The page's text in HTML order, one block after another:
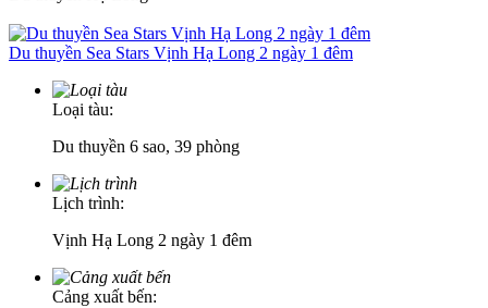
Du thuyền Sea Stars Vịnh Hạ Long 2 ngày 1 đêm
Loại tàu:
Du thuyền 6 sao, 39 phòng
Lịch trình:
Vịnh Hạ Long 2 ngày 1 đêm
Cảng xuất bến: